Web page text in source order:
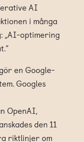
AI
i många
„AI-optimering
en Google-
Googles
OpenAI,
den 11
riktlinjer om